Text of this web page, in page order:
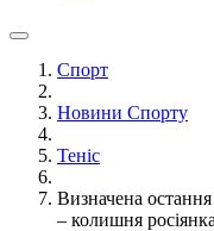
Спорт
Новини Спорту
Теніс
Визначена
– колишня